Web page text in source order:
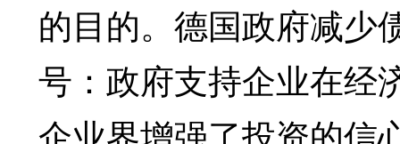
的目的。德国政府减少
号：政府支持企业在经
企业界增强了投资的信